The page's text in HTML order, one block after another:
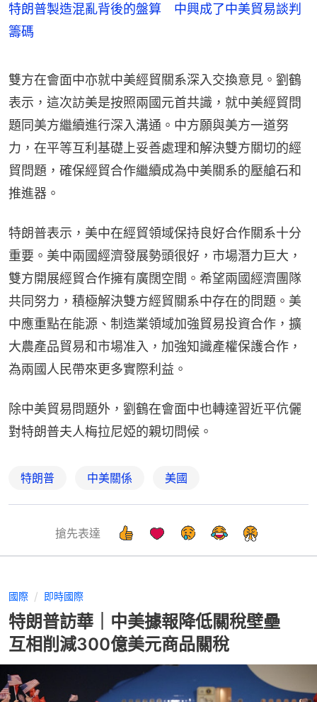
特朗普製造混亂背後的盤算 中興成了中美貿易談判
籌碼
雙方在會面中亦就中美經貿關系深入交換意見。劉鶴
表示，這次訪美是按照兩國元首共識，就中美經貿問
題同美方繼續進行深入溝通。中方願與美方一道努
力，在平等互利基礎上妥善處理和解決雙方關切的經
貿問題，確保經貿合作繼續成為中美關系的壓艙石和
推進器。
特朗普表示，美中在經貿領域保持良好合作關系十分
重要。美中兩國經濟發展勢頭很好，市場潛力巨大，
雙方開展經貿合作擁有廣闊空間。希望兩國經濟團隊
共同努力，積極解決雙方經貿關系中存在的問題。美
中應重點在能源、制造業領域加強貿易投資合作，擴
大農產品貿易和市場准入，加強知識產權保護合作，
為兩國人民帶來更多實際利益。
除中美貿易問題外，劉鶴在會面中也轉達習近平伉儷
對特朗普夫人梅拉尼婭的親切問候。
特朗普 中美關係 美國
搶先表達
國際 即時國際
特朗普訪華｜中美據報降低關稅壁壘
互相削減300億美元商品關稅